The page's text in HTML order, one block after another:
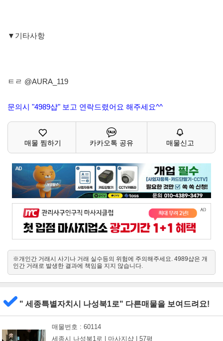
▼기타사항
ㅌㄹ @AURA_119
문의시 "4989샵" 보고 연락드렸어요 해주세요^^
매물 찜하기 카카오톡 공유 매물신고
※개인간 거래시 사기나 거래 실수등의 위험에 주의해주세요. 4989샵은 개
인간 거래로 발생한 결과에 책임을 지지 않습니다.
" 세종특별자치시 나성북1로" 다른매물을 보여드려요!
매물번호 : 60114
세종시 나성북1로 |
마사지샵 | 57평